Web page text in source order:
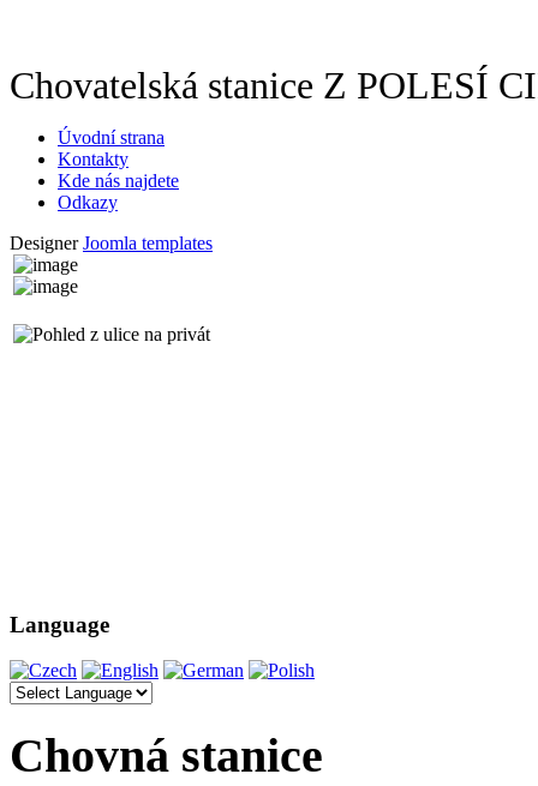
Chovatelská stanice Z POLESÍ
Úvodní strana
Kontakty
Kde nás najdete
Odkazy
DesignerJoomla templates
Language
Chovná stanice